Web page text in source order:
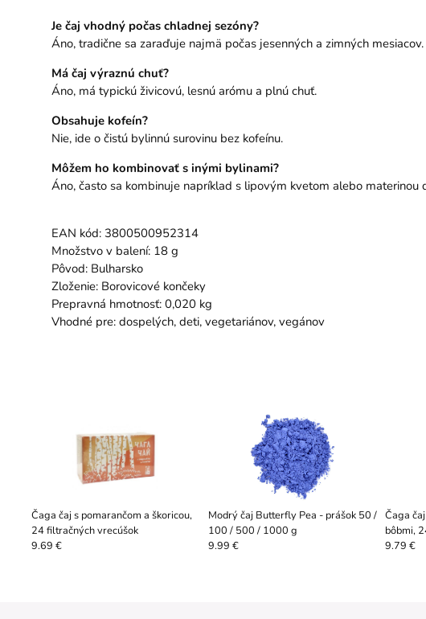
Je čaj vhodný počas chladnej sezóny?
Áno, tradične sa zaraďuje najmä počas jesenných a zimných mesiacov.
Má čaj výraznú chuť?
Áno, má typickú živicovú, lesnú arómu a plnú chuť.
Obsahuje kofeín?
Nie, ide o čistú bylinnú surovinu bez kofeínu.
Môžem ho kombinovať s inými bylinami?
Áno, často sa kombinuje napríklad s lipovým kvetom alebo materinou
EAN kód: 3800500952314
Množstvo v balení: 18 g
Pôvod: Bulharsko
Zloženie: Borovicové končeky
Prepravná hmotnosť: 0,020 kg
Vhodné pre: dospelých, deti, vegetariánov, vegánov
Čaga čaj s pomarančom a škoricou,
24 filtračných vrecúšok
9.69 €
Modrý čaj Butterfly Pea - prášok 50 /
100 / 500 / 1000 g
9.99 €
Čaga
bôbmi,
9.79 €